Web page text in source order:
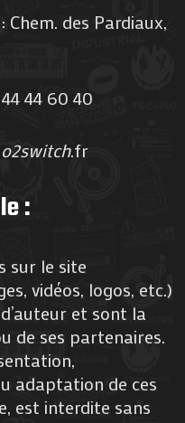
des Pardiaux,
44 60 40
o2switch.fr
:
sur le site
vidéos, logos, etc.)
et sont la
de ses partenaires.
adaptation de ces
est interdite sans